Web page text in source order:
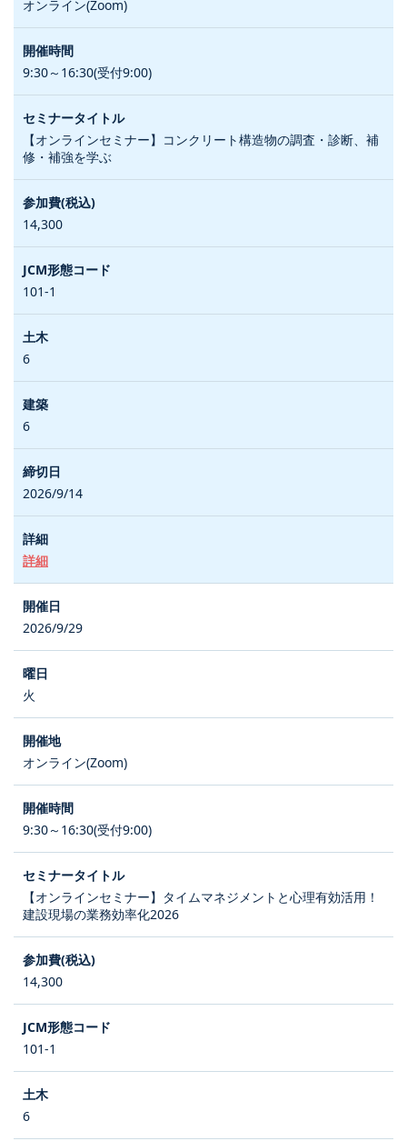
オンライン(Zoom)
9:30～16:30(受付9:00)
【オンラインセミナー】コンクリート構造物の調査・診断、補
修・補強を学ぶ
14,300
101-1
6
6
2026/9/14
詳細
2026/9/29
火
オンライン(Zoom)
9:30～16:30(受付9:00)
【オンラインセミナー】タイムマネジメントと心理有効活用！
建設現場の業務効率化2026
14,300
101-1
6